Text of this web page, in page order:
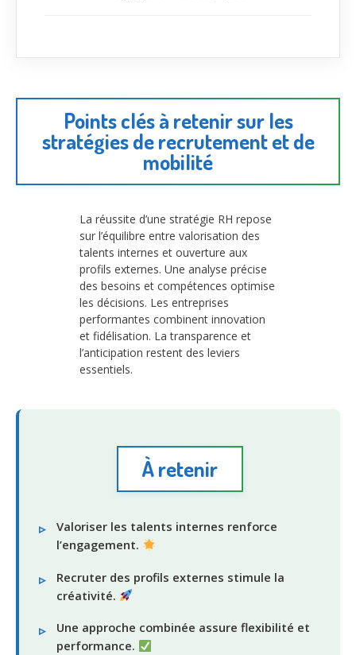
Points clés à retenir sur les
stratégies de recrutement et de
mobilité
La réussite d’une stratégie RH repose
sur l’équilibre entre valorisation des
talents internes et ouverture aux
profils externes. Une analyse précise
des besoins et compétences optimise
les décisions. Les entreprises
performantes combinent innovation
et fidélisation. La transparence et
l’anticipation restent des leviers
essentiels.
À retenir
Valoriser les talents internes renforce
l’engagement.
Recruter des profils externes stimule la
créativité.
Une approche combinée assure flexibilité et
performance.